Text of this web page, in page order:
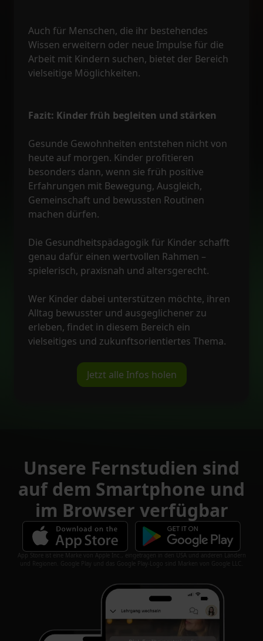
Auch für Menschen, die ihr bestehendes
Wissen erweitern oder neue Impulse für die
Arbeit mit Kindern suchen, bietet der Bereich
vielseitige Möglichkeiten.
Fazit: Kinder früh begleiten und stärken
Gesunde Gewohnheiten entstehen nicht von
heute auf morgen. Kinder profitieren
besonders dann, wenn sie früh positive
Erfahrungen mit Bewegung, Ausgleich,
Gemeinschaft und bewussten Routinen
machen dürfen.
Die Gesundheitspädagogik für Kinder schafft
genau dafür einen wertvollen Rahmen –
spielerisch, praxisnah und altersgerecht.
Wer Kinder dabei unterstützen möchte, ihren
Alltag bewusster und ausgeglichener zu
erleben, findet in diesem Bereich ein
vielseitiges und zukunftsorientiertes Thema.
Jetzt alle Infos holen
Unsere Fernstudien sind
auf dem Smartphone und
im Browser verfügbar
App Store ist eine Marke von Apple Inc., eingetragen in den USA und anderen Ländern
und Regionen. Google Play und das Google Play-Logo sind Marken von Google LLC.